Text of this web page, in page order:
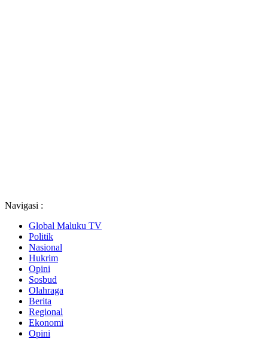
Navigasi :
Global Maluku TV
Politik
Nasional
Hukrim
Opini
Sosbud
Olahraga
Berita
Regional
Ekonomi
Opini